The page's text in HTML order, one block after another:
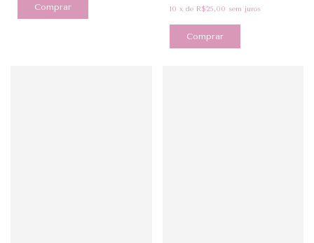
Comprar
10 x de R$25,00 sem juros
Comprar